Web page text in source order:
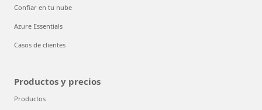
Confiar en tu nube
Azure Essentials
Casos de clientes
Productos y precios
Productos